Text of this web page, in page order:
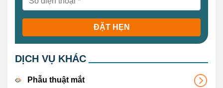
ĐẶT HẸN
DỊCH VỤ KHÁC
Phẫu thuật mắt